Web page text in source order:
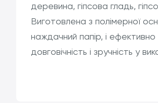
деревина, гіпсова гладь,
Виготовлена з полімерної
наждачний папір, і
довговічність і зручність у